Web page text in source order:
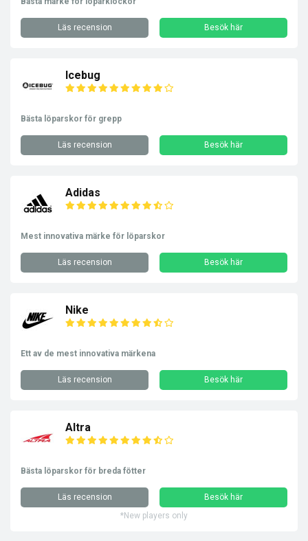
Läs recension Besök här
Icebug
Bästa löparskor för grepp
Läs recension Besök här
Adidas
Mest innovativa märke för löparskor
Läs recension Besök här
Nike
Ett av de mest innovativa märkena
Läs recension Besök här
Altra
Bästa löparskor för breda fötter
Läs recension
Besök här
*New players only